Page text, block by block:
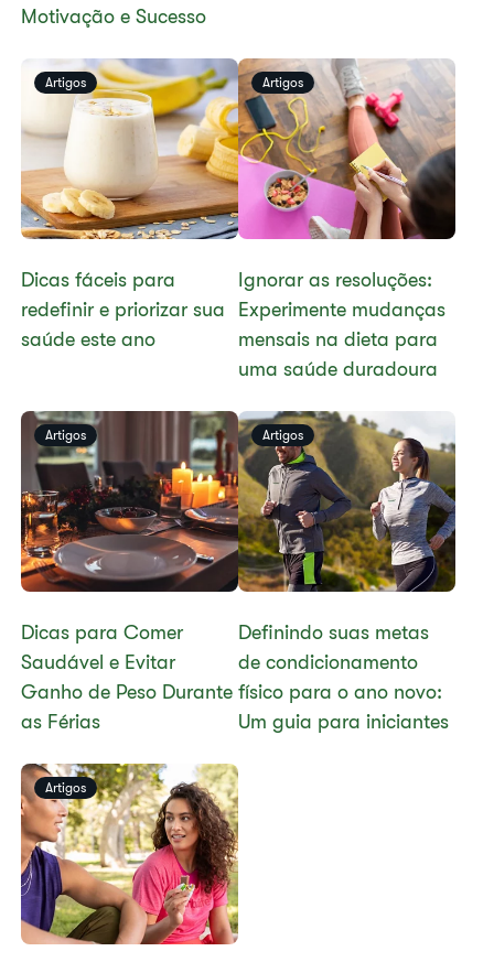
Motivação e Sucesso
Artigos
Dicas fáceis para
redefinir e priorizar sua
saúde este ano
Artigos
Ignorar as resoluções:
Experimente mudanças
mensais na dieta para
uma saúde duradoura
Artigos
Dicas para Comer
Saudável e Evitar
Ganho de Peso Durante
as Férias
Artigos
Definindo suas metas
de condicionamento
físico para o ano novo:
Um guia para iniciantes
Artigos